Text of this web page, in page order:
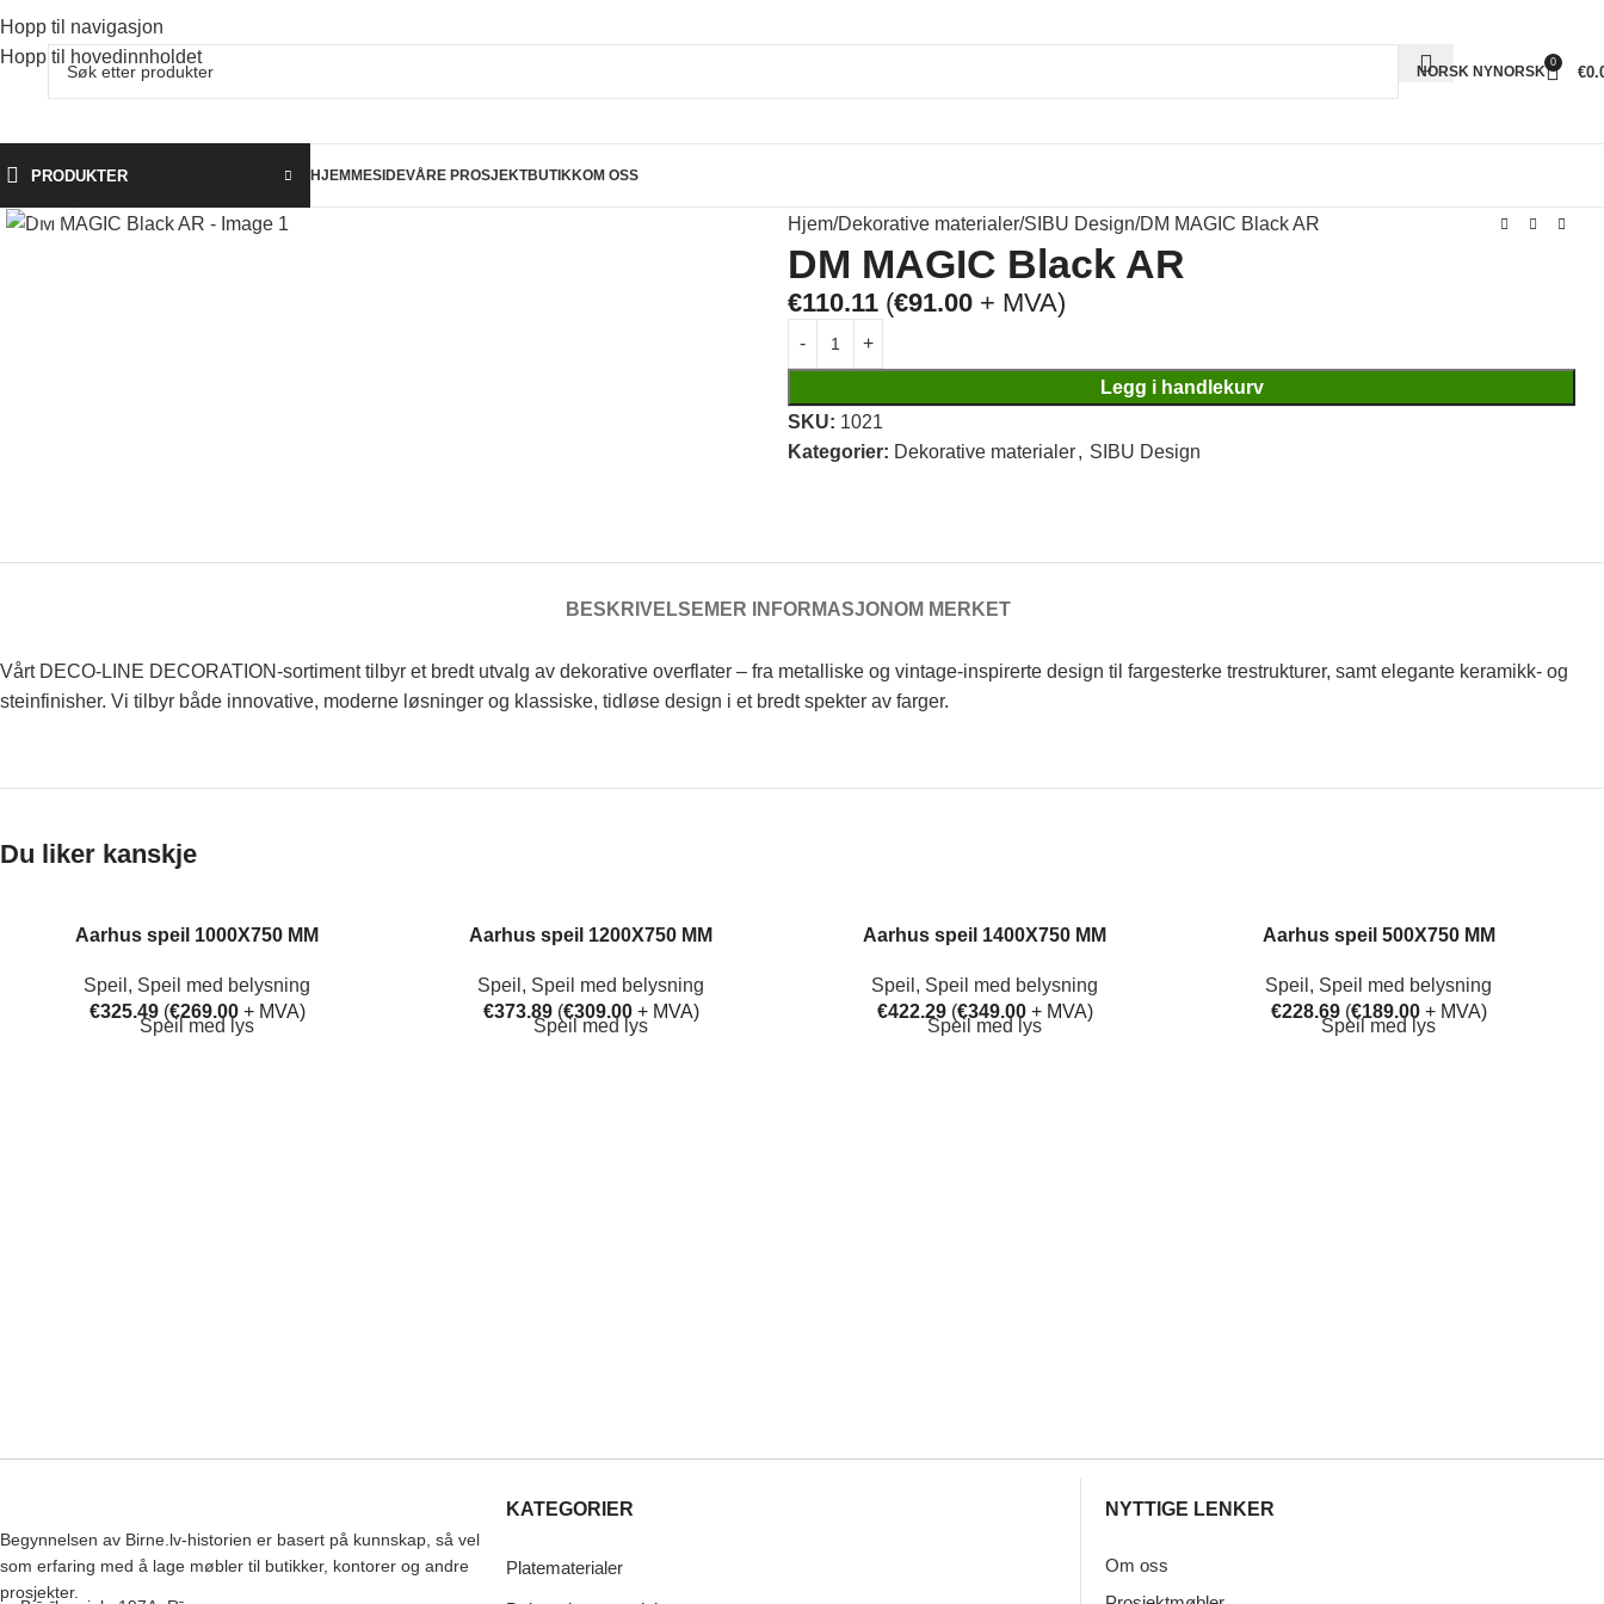
Hopp til navigasjon
Hopp til hovedinnholdet
NORSK NYNORSK
0
€
PRODUKTER HJEMMESIDEVÅRE PROSJEKTBUTIKKOM OSS
Hjem Dekorative materialer SIBU Design DM MAGIC Black AR
DM MAGIC Black AR
€110.11 (€91.00 + MVA)
Legg i handlekurv
SKU: 1021
Kategorier: Dekorative materialer, SIBU Design
BESKRIVELSE MER INFORMASJONOM MERKET
Vårt DECO-LINE DECORATION-sortiment tilbyr et bredt utvalg av dekorative overflater – fra metalliske og vintage-inspirerte design til fargesterke trestrukturer, samt elegante keramikk- og
steinfinisher. Vi tilbyr både innovative, moderne løsninger og klassiske, tidløse design i et bredt spekter av farger.
Du liker kanskje
Aarhus speil 1000X750 MM
Speil , Speil med belysning
€325.49 (€269.00+ MVA)
Speil med lys
Aarhus speil 1200X750 MM
Speil , Speil med belysning
€373.89 (€309.00+ MVA)
Speil med lys
Aarhus speil 1400X750 MM
Speil , Speil med belysning
€422.29 (€349.00+ MVA)
Speil med lys
Aarhus speil 500X750 MM
Speil , Speil med belysning
€228.69 (€189.00+ MVA)
Speil med lys
Begynnelsen av Birne.lv-historien er basert på kunnskap, så vel
som erfaring med å lage møbler til butikker, kontorer og andre
prosjekter.
KATEGORIER
Platematerialer
NYTTIGE LENKER
Om oss